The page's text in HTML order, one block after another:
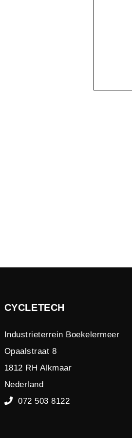
CYCLETECH
Industrieterrein Boekelermeer
Opaalstraat 8
1812 RH Alkmaar
Nederland
072 503 8122